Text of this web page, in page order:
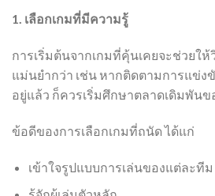
1. เลือกเกมที่มีความรู้
การเริ่มต้นจากเกมที่คุ้นเคยจะช่วยใ
แม่นยำกว่า เช่น หากติดตามการแข่งขั
อยู่แล้ว ก็ควรเริ่มศึกษาตลาดเดิมพัน
ข้อดีของการเลือกเกมที่ถนัด ได้แก่
เข้าใจรูปแบบการเล่นของแต่ละทีม